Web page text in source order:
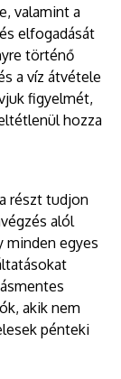
valamint a
elfogadását
történő
a víz átvétele
figyelmét,
hozza
részt tudjon
alól
minden egyes
akik nem
pénteki